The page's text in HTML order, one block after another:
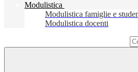
Modulistica
Modulistica famiglie e
Modulistica docenti